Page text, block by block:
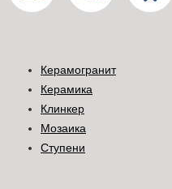
Керамогранит
Керамика
Клинкер
Мозаика
Ступени